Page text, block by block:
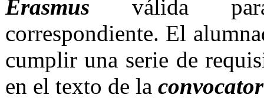
Erasmus válida
correspondiente. El
cumplir una serie de
en el texto de la